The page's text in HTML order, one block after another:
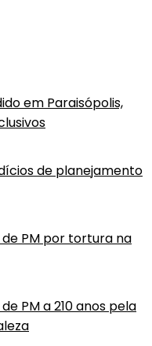
em Paraisópolis,
de planejamento
PM por tortura na
PM a 210 anos pela